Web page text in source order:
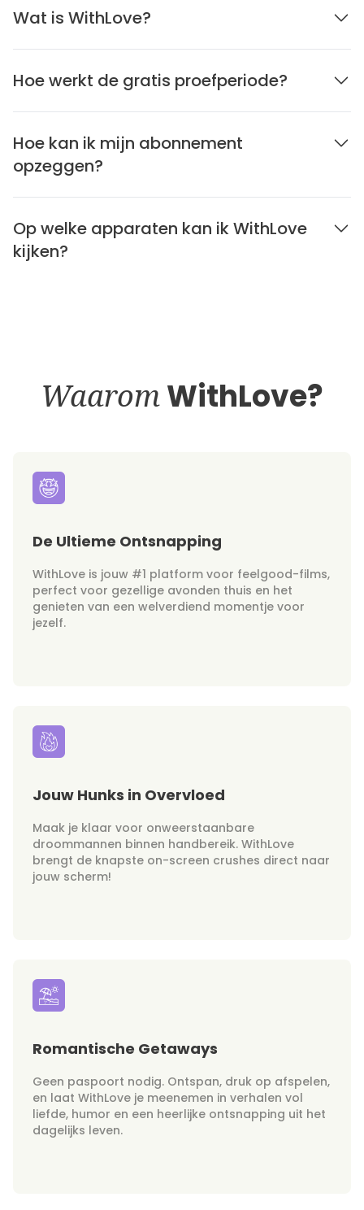
Wat is WithLove?
Hoe werkt de gratis proefperiode?
Hoe kan ik mijn abonnement
opzeggen?
Op welke apparaten kan ik WithLove
kijken?
WaaromWithLove?
De Ultieme Ontsnapping
WithLove is jouw #1 platform voor feelgood-films,
perfect voor gezellige avonden thuis en het
genieten van een welverdiend momentje voor
jezelf.
Jouw Hunks in Overvloed
Maak je klaar voor onweerstaanbare
droommannen binnen handbereik. WithLove
brengt de knapste on-screen crushes direct naar
jouw scherm!
Romantische Getaways
Geen paspoort nodig. Ontspan, druk op afspelen,
en laat WithLove je meenemen in verhalen vol
liefde, humor en een heerlijke ontsnapping uit het
dagelijks leven.